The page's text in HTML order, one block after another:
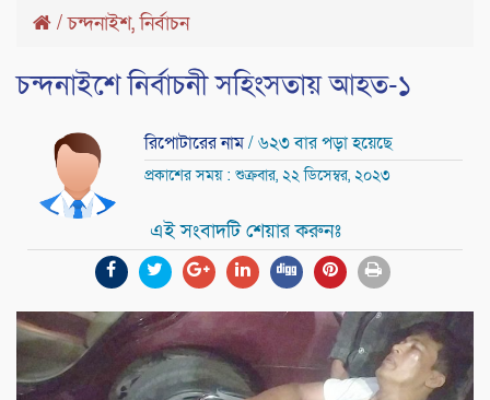
/চন্দনাইশ,নির্বাচন
চন্দনাইশে নির্বাচনী সহিংসতায় আহত-১
রিপোটারের নাম/ ৬২৩ বার পড়া হয়েছে
প্রকাশের সময় : শুক্রবার, ২২ ডিসেম্বর, ২০২৩
এই সংবাদটি শেয়ার করুনঃ